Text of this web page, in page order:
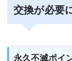
交換が必要
永久不滅ポイ